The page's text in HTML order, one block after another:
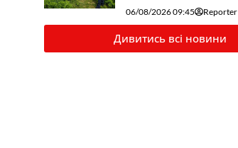
06/08/2026 09:45 Reporter
Дивитись всі новини